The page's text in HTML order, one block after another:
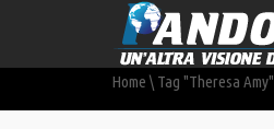
Home \ Tag "Theresa Amy"